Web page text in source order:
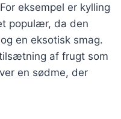
eksempel er kylling
populær, da den
en eksotisk smag.
af frugt som
en sødme, der